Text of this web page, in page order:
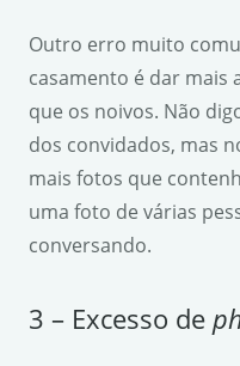
Outro erro muito
casamento é dar mais
que os noivos. Não
dos convidados, mas
mais fotos que
uma foto de várias
conversando.
3 – Excesso de